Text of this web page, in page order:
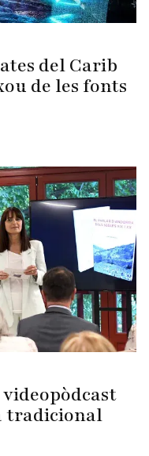
del Carib
de les fonts
tradicional